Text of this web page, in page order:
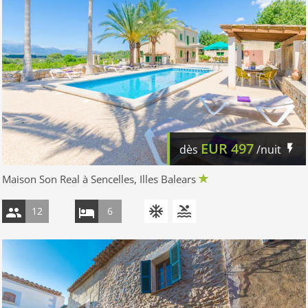
dèsEUR497/nuit
Maison Son Real à Sencelles, Illes Balears
12 6